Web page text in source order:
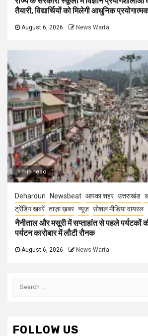
तैयारी, विद्यार्थियों को मिलेगी आधुनिक प्रयोगात्मक
August 6, 2026 News Warta
1 min read
Dehardun Newsbeat आपका शहर उत्तराखंड
ट्रेंडिंग खबरें ताज़ा ख़बर न्यूज़ सोशल मीडिया वायरल
नैनीताल और मसूरी में सप्ताहांत से पहले पर्यटकों
पर्यटन कारोबार में लौटी रौनक
August 6, 2026 News Warta
Search
FOLLOW US